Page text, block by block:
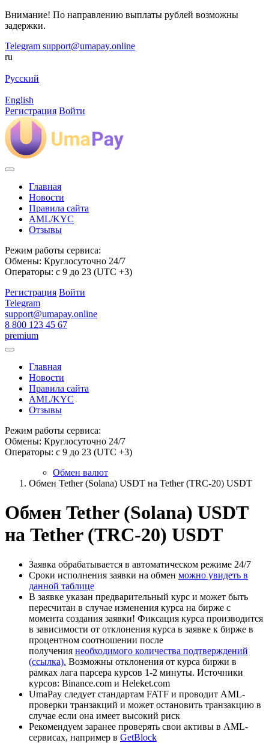
Внимание! По направлению выплаты рублей возможны
задержки.
Telegram support@umapay.online
ru
Русский
English
Регистрация Войти
Главная
Новости
Правила сайта
AML/KYC
Отзывы
Режим работы сервиса:
Обмены: Круглосуточно 24/7
Операторы: с 9 до 23 (UTC +3)
Регистрация Войти
Telegram
support@umapay.online
8 800 123 45 67
premium
Главная
Новости
Правила сайта
AML/KYC
Отзывы
Режим работы сервиса:
Обмены: Круглосуточно 24/7
Операторы: с 9 до 23 (UTC +3)
Обмен валют
Обмен Tether (Solana) USDT на Tether (TRC-20) USDT
Обмен Tether (Solana) USDT
на Tether (TRC-20) USDT
Заявка обрабатывается в автоматическом режиме 24/7
Сроки исполнения заявки на обмен можно увидеть в
данной таблице
В заявке указан предварительный курс и может быть
пересчитан в случае изменения курса на бирже с
момента создания заявки! Фиксация курса производится
в зависимости от отклонения курса в заявке к бирже в
процентном соотношении после
получения необходимого количества подтверждений
(ссылка). Возможны отклонения от курса биржи в
рамках лага парсера курсов 1-2 минуты. Источники
курсов: Binance.com и Heleket.com
UmaPay следует стандартам FATF и проводит AML-
проверки транзакций и может остановить транзакцию в
случае если она имеет высокий риск
Рекомендуем заранее проверять свои активы в AML-
сервисах, например в GetBlock